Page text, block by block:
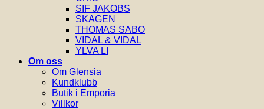
SIF JAKOBS
SKAGEN
THOMAS SABO
VIDAL & VIDAL
YLVA LI
Om oss
Om Glensia
Kundklubb
Butik i Emporia
Villkor